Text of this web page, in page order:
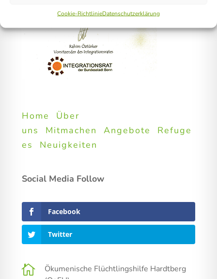
Cookie-RichtlinieDatenschutzerklärung
Home
Über
uns
Mitmachen Angebote
Refuge
es
Neuigkeiten
Social Media Follow
Facebook
Twitter

Ökumenische Flüchtlingshilfe Hardtberg